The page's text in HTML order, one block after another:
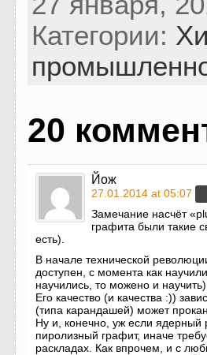
Категории:
20
Йож
27.01.2014 at 05:07
Замечание насчёт
графита были такие
есть).
В начале технической
доступен, с момента как
научились, то можено и
Его качество (и качества :))
(типа карандашей) может
Ну и, конечно, уж если ядерный
пиролизный графит, иначе
раскладах. Как впрочем, и с